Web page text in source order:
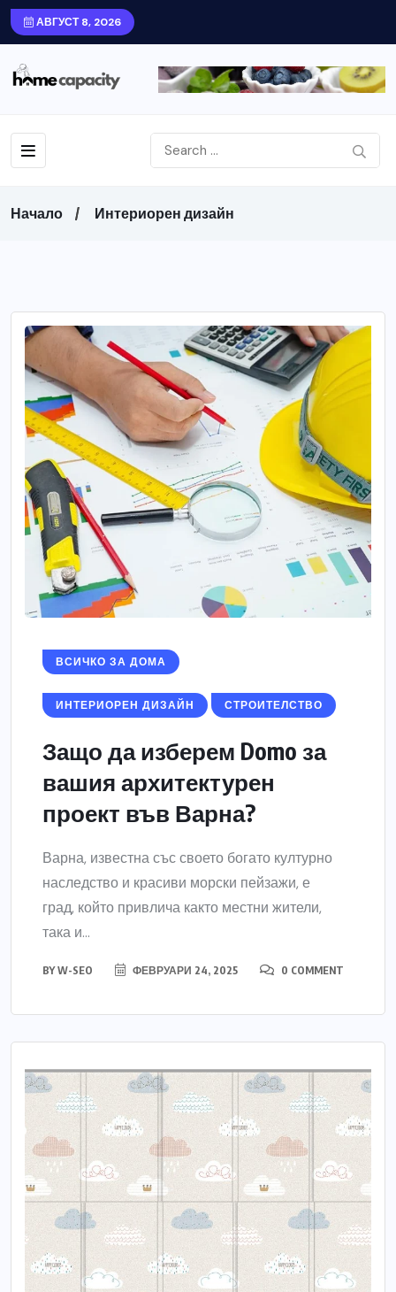
АВГУСТ 8, 2026
Начало Интериорен дизайн
ВСИЧКО ЗА ДОМА
ИНТЕРИОРЕН ДИЗАЙН СТРОИТЕЛСТВО
Защо да изберем Domo за
вашия архитектурен
проект във Варна?
Варна, известна със своето богато културно
наследство и красиви морски пейзажи, е
град, който привлича както местни жители,
така и...
BYW-SEO ФЕВРУАРИ 24, 2025 0 COMMENT